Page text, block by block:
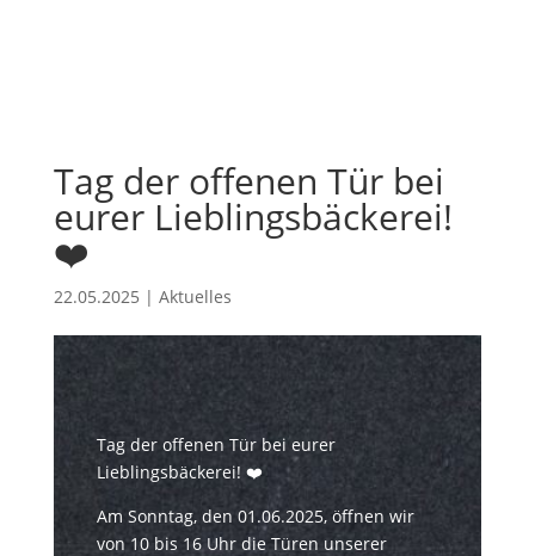
Tag der offenen Tür bei
eurer Lieblingsbäckerei!
❤️
22.05.2025 | Aktuelles
Tag der offenen Tür bei eurer
Lieblingsbäckerei! ❤️
Am Sonntag, den 01.06.2025, öffnen wir
von 10 bis 16 Uhr die Türen unserer